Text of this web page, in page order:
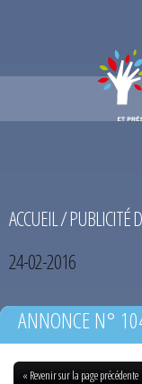
ACCUEIL/PUBLICITÉ
24-02-2016
ANNONCE N°
« Revenir sur la page précédente